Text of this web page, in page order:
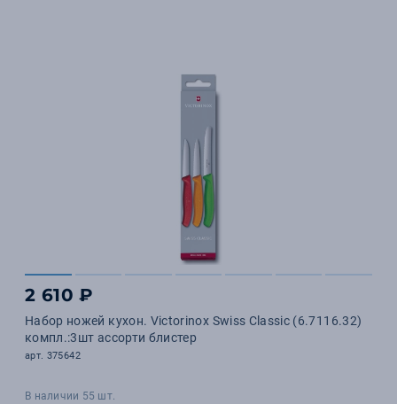
2 610 ₽
Набор ножей кухон. Victorinox Swiss Classic (6.7116.32)
компл.:3шт ассорти блистер
арт. 375642
В наличии 55 шт.